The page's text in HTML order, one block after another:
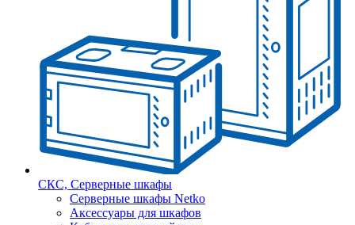
СКС, Серверные шкафы
Серверные шкафы Netko
Аксессуары для шкафов